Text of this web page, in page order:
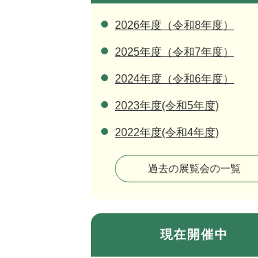
2026年度（令和8年度）
2025年度（令和7年度）
2024年度（令和6年度）
2023年度(令和5年度)
2022年度(令和4年度)
過去の展覧会の一覧
現在開催中